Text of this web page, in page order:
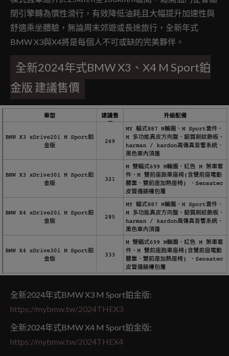
閉引擎轉為慣性滑行，有效降低油耗且大幅提升加速性與
舒適乘坐體驗，無論周末郊遊或長途旅行，全新年式
BMW X3與X4將是每個人不可或缺的完美夥伴。
全新2024年式BMW X3、X4 M Sport鉑
金版 建議售價
全新2024年式BMW X3 M Sport鉑金版:
https://mybmw.tw/2024THEX3
全新2024年式BMW X4 M Sport鉑金版:
https://mybmw.tw/2024THEX4